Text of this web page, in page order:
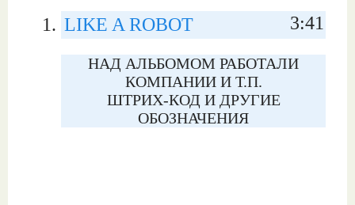
LIKE A ROBOT 3:41
НАД АЛЬБОМОМ РАБОТАЛИ
КОМПАНИИ И Т.П.
ШТРИХ-КОД И ДРУГИЕ
ОБОЗНАЧЕНИЯ